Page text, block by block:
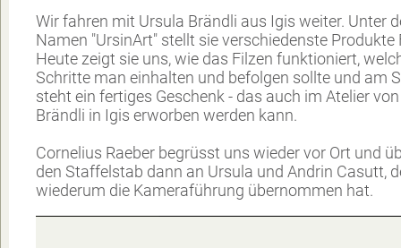
Wir fahren mit Ursula Brändli aus Igis weiter. Unter
Namen "UrsinArt" stellt sie verschiedenste Produkte
Heute zeigt sie uns, wie das Filzen funktioniert,
Schritte man einhalten und befolgen sollte und am
steht ein fertiges Geschenk - das auch im Atelier
Brändli in Igis erworben werden kann.
Cornelius Raeber begrüsst uns wieder vor Ort und
den Staffelstab dann an Ursula und Andrin Casutt,
wiederum die Kameraführung übernommen hat.